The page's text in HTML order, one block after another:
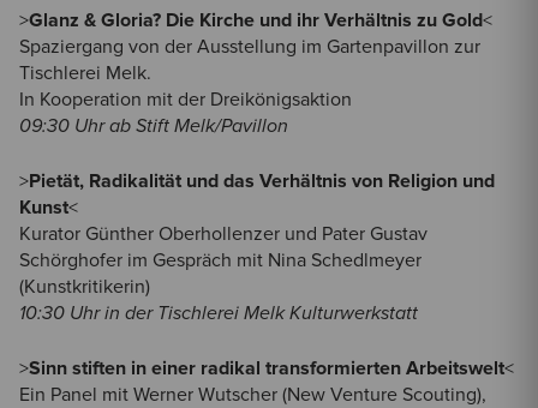
>Glanz & Gloria? Die Kirche und ihr Verhältnis zu Gold<
Spaziergang von der Ausstellung im Gartenpavillon zur
Tischlerei Melk.
In Kooperation mit der Dreikönigsaktion
09:30 Uhr ab Stift Melk/Pavillon
>Pietät, Radikalität und das Verhältnis von Religion und
Kunst<
Kurator Günther Oberhollenzer und Pater Gustav
Schörghofer im Gespräch mit Nina Schedlmeyer
(Kunstkritikerin)
10:30 Uhr in der Tischlerei Melk Kulturwerkstatt
>Sinn stiften in einer radikal transformierten Arbeitswelt<
Ein Panel mit Werner Wutscher (New Venture Scouting),